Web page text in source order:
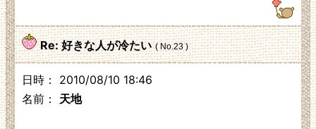
Re: 好きな人が冷たい ( No.23 )
日時： 2010/08/10 18:46
名前： 天地